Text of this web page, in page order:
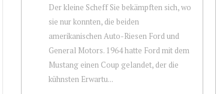
Der kleine Scheff Sie bekämpften sich, wo
sie nur konnten, die beiden
amerikanischen Auto-Riesen Ford und
General Motors. 1964 hatte Ford mit dem
Mustang einen Coup gelandet, der die
kühnsten Erwartu...